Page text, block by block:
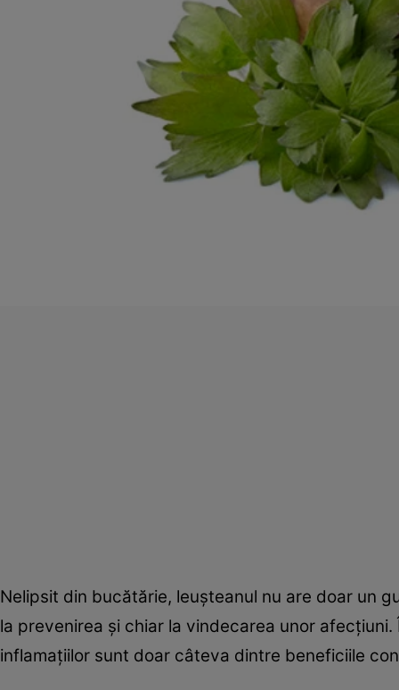
Nelipsit din bucătărie, leuşteanul nu are doar un
la prevenirea şi chiar la vindecarea unor
inflamaţiilor sunt doar câteva dintre beneficiile